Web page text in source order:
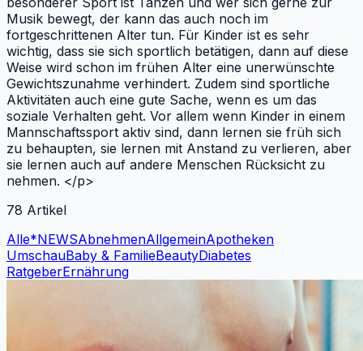
Musik bewegt, der kann das auch noch im
fortgeschrittenen Alter tun. Für Kinder ist es sehr
wichtig, dass sie sich sportlich betätigen, dann auf diese
Weise wird schon im frühen Alter eine unerwünschte
Gewichtszunahme verhindert. Zudem sind sportliche
Aktivitäten auch eine gute Sache, wenn es um das
soziale Verhalten geht. Vor allem wenn Kinder in einem
Mannschaftssport aktiv sind, dann lernen sie früh sich
zu behaupten, sie lernen mit Anstand zu verlieren, aber
sie lernen auch auf andere Menschen Rücksicht zu
nehmen. </p>
78 Artikel
Alle*NEWSAbnehmenAllgemeinApotheken
UmschauBaby & FamilieBeautyDiabetes
RatgeberErnährung